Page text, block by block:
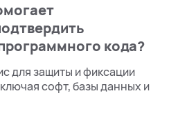
кода?
для защиты и фиксации
софт, базы данных и